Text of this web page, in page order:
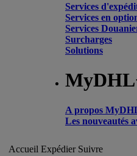
Services
Services en
Services
Surcharges
Solutions
A propos
Les nouveautés
Accueil Expédier Suivre